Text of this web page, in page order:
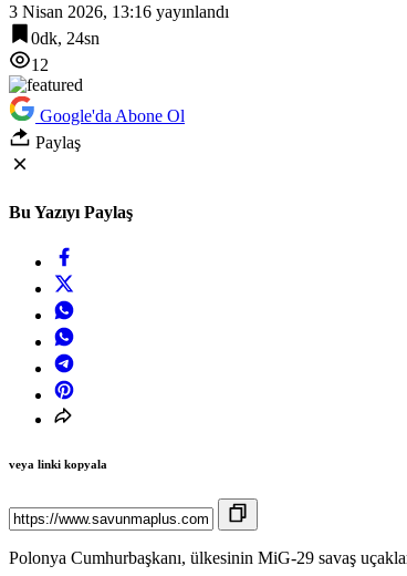
3 Nisan 2026, 13:16 yayınlandı
0dk, 24sn
12
Google'da Abone Ol
Paylaş
Bu Yazıyı Paylaş
veya linki kopyala
Polonya Cumhurbaşkanı, ülkesinin MiG-29 savaş